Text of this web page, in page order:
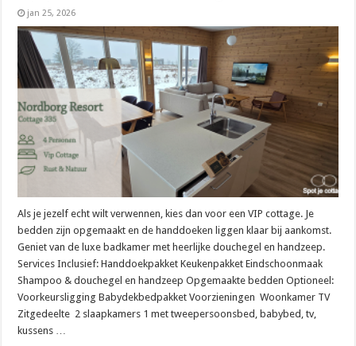
jan 25, 2026
Als je jezelf echt wilt verwennen, kies dan voor een VIP cottage. Je
bedden zijn opgemaakt en de handdoeken liggen klaar bij aankomst.
Geniet van de luxe badkamer met heerlijke douchegel en handzeep.
Services Inclusief: Handdoekpakket Keukenpakket Eindschoonmaak
Shampoo & douchegel en handzeep Opgemaakte bedden Optioneel:
Voorkeursligging Babydekbedpakket Voorzieningen Woonkamer TV
Zitgedeelte 2 slaapkamers 1 met tweepersoonsbed, babybed, tv,
kussens …